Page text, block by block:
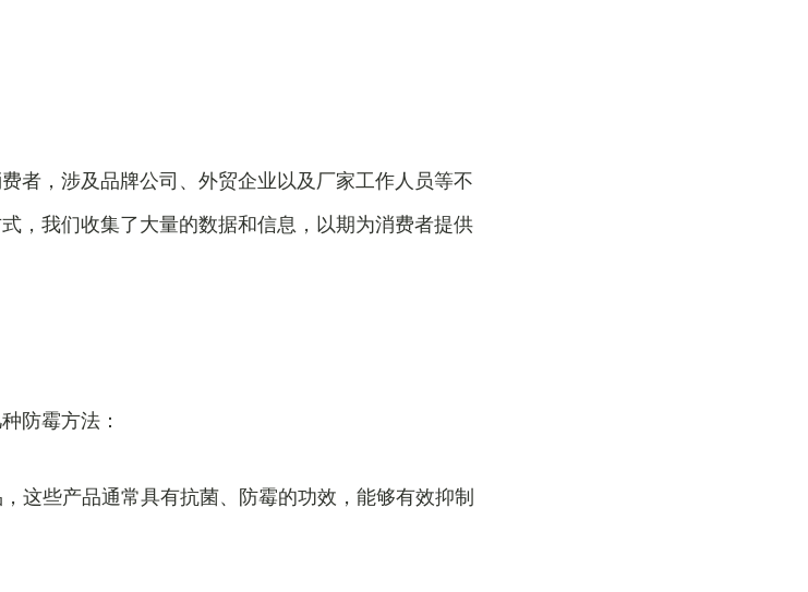
者，涉及品牌公司、外贸企业以及厂家工作人员等不
，我们收集了大量的数据和信息，以期为消费者提供
防霉方法：
这些产品通常具有抗菌、防霉的功效，能够有效抑制